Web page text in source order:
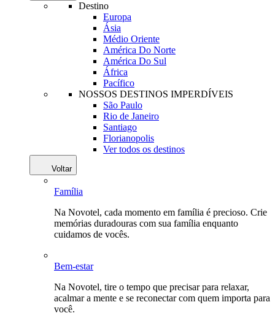
Destino
Europa
Ásia
Médio Oriente
América Do Norte
América Do Sul
África
Pacífico
NOSSOS DESTINOS IMPERDÍVEIS
São Paulo
Rio de Janeiro
Santiago
Florianopolis
Ver todos os destinos
Voltar
Família
Na Novotel, cada momento em família é precioso. Crie
memórias duradouras com sua família enquanto
cuidamos de vocês.
Bem-estar
Na Novotel, tire o tempo que precisar para relaxar,
acalmar a mente e se reconectar com quem importa para
você.